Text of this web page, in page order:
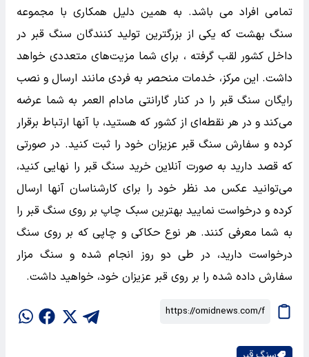
تمامی افراد می باشد. به همین دلیل همکاری با مجموعه
سنگ بهشت که یکی از بزرگترین تولید کنندگان سنگ قبر در
داخل کشور لقب گرفته ، برای شما مزیت‌های متعددی خواهد
داشت. این مرکز، خدمات منحصر به فردی مانند ارسال و نصب
رایگان سنگ قبر را در کنار گارانتی مادام العمر به شما عرضه
می‌کند و در هر نقطه‌ای از کشور که هستید، با آنها ارتباط برقرار
کرده و سفارش سنگ قبر عزیزان خود را ثبت کنید. در صورتی
که قصد دارید به صورت آنلاین خرید سنگ قبر را نهایی کنید،
می‌توانید عکس مد نظر خود را برای کارشناسان آنها ارسال
کرده و درخواست نمایید بهترین سبک چاپ بر روی سنگ قبر را
به شما معرفی کنند. هر نوع حکاکی و چاپی که بر روی سنگ
درخواست دارید، در طی دو روز انجام شده و سنگ مزار
سفارش داده شده را بر روی قبر عزیزان خود، خواهید داشت.